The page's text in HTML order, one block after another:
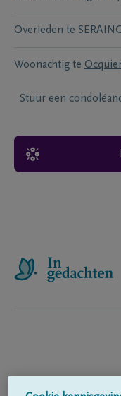
Overleden te
Woonachtig te
Stuur een